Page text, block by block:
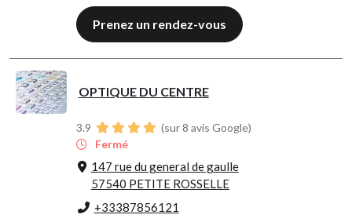
Prenez un rendez-vous
OPTIQUE DU CENTRE
3.9
(sur 8 avis Google)
Fermé
147 rue du general de gaulle
57540 PETITE ROSSELLE
+33387856121